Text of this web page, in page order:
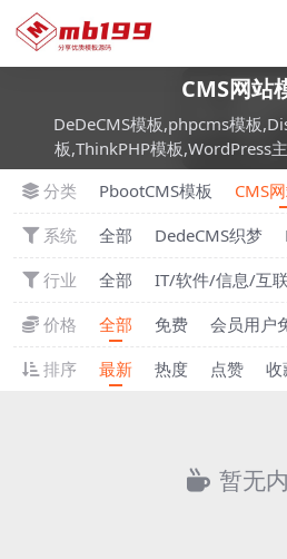
CMS网站
DeDeCMS模板,phpcms模板
板,ThinkPHP模板,WordPress
分类
PbootCMS模板 CMS
系统
全部 DedeCMS织梦
行业
全部 IT/软件/信息/互
价格
全部 免费 会员用户
排序
最新 热度 点赞 收
暂无